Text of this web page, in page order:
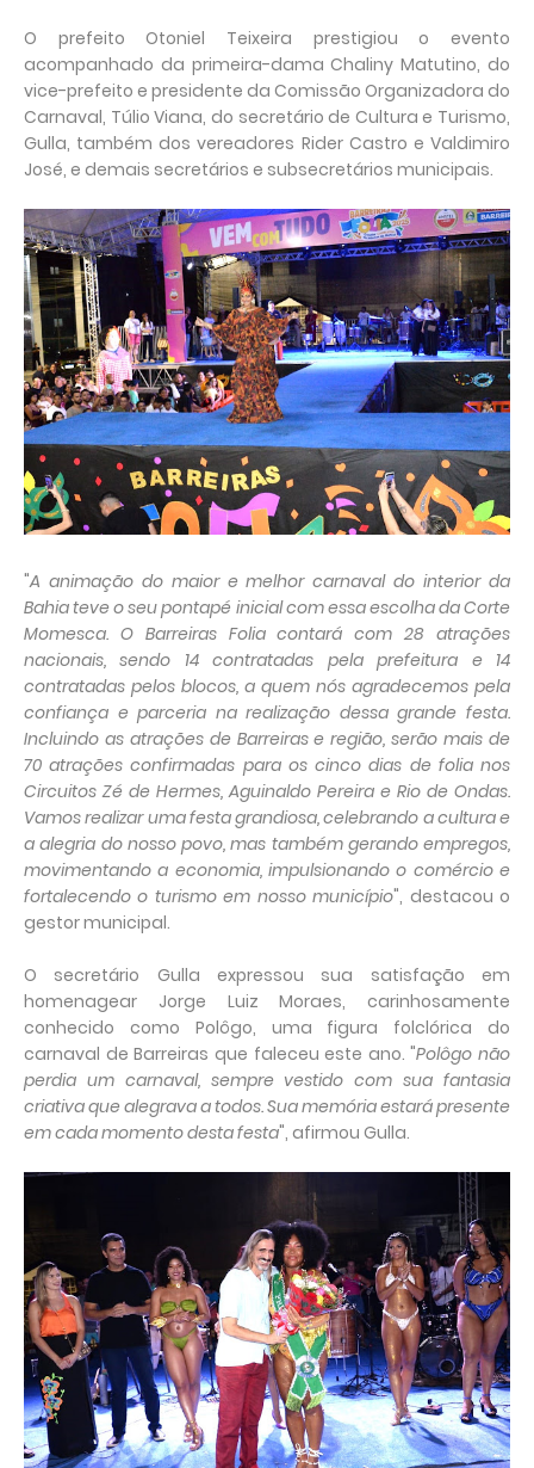
O prefeito Otoniel Teixeira prestigiou o evento
acompanhado da primeira-dama Chaliny Matutino, do
vice-prefeito e presidente da Comissão Organizadora do
Carnaval, Túlio Viana, do secretário de Cultura e Turismo,
Gulla, também dos vereadores Rider Castro e Valdimiro
José, e demais secretários e subsecretários municipais.
"A animação do maior e melhor carnaval do interior da
Bahia teve o seu pontapé inicial com essa escolha da Corte
Momesca. O Barreiras Folia contará com 28 atrações
nacionais, sendo 14 contratadas pela prefeitura e 14
contratadas pelos blocos, a quem nós agradecemos pela
confiança e parceria na realização dessa grande festa.
Incluindo as atrações de Barreiras e região, serão mais de
70 atrações confirmadas para os cinco dias de folia nos
Circuitos Zé de Hermes, Aguinaldo Pereira e Rio de Ondas.
Vamos realizar uma festa grandiosa, celebrando a cultura e
a alegria do nosso povo, mas também gerando empregos,
movimentando a economia, impulsionando o comércio e
fortalecendo o turismo em nosso município", destacou o
gestor municipal.
O secretário Gulla expressou sua satisfação em
homenagear Jorge Luiz Moraes, carinhosamente
conhecido como Polôgo, uma figura folclórica do
carnaval de Barreiras que faleceu este ano. "Polôgo não
perdia um carnaval, sempre vestido com sua fantasia
criativa que alegrava a todos. Sua memória estará presente
em cada momento desta festa", afirmou Gulla.